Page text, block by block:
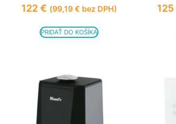
122 € (99,19 € bez DPH)
PRIDAŤ DO KOŠÍKA
125